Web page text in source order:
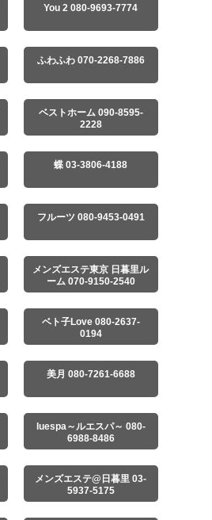
You 2 080-9693-7774
ふわふわ 070-2268-7886
ベストホーム 090-8595-
2228
蝶 03-3806-4188
フルーツ 080-9453-0491
メンズエステ東京 日暮里ル
ーム 070-9150-2540
ベト子Love 080-2637-
0194
美月 080-7261-6688
luespa～ルエスパ～ 080-
6988-8486
メンズエステ@日暮里 03-
5937-5175